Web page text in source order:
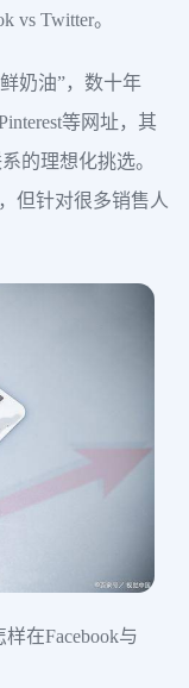
vs Twitter。
奶油”，数十年
等网址，其
的理想化挑选。
但针对很多销售人
在Facebook与